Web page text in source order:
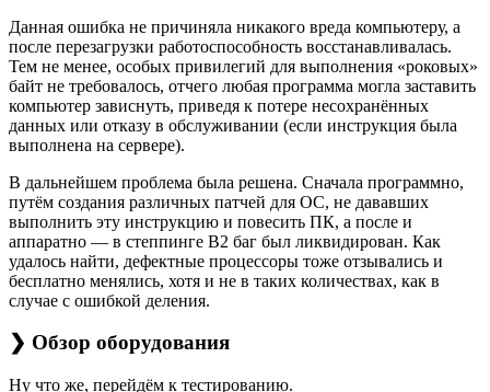
Данная ошибка не причиняла никакого вреда компьютеру, а
после перезагрузки работоспособность восстанавливалась.
Тем не менее, особых привилегий для выполнения «роковых»
байт не требовалось, отчего любая программа могла заставить
компьютер зависнуть, приведя к потере несохранённых
данных или отказу в обслуживании (если инструкция была
выполнена на сервере).
В дальнейшем проблема была решена. Сначала программно,
путём создания различных патчей для ОС, не дававших
выполнить эту инструкцию и повесить ПК, а после и
аппаратно — в степпинге B2 баг был ликвидирован. Как
удалось найти, дефектные процессоры тоже отзывались и
бесплатно менялись, хотя и не в таких количествах, как в
случае с ошибкой деления.
❯ Обзор оборудования
Ну что же, перейдём к тестированию.